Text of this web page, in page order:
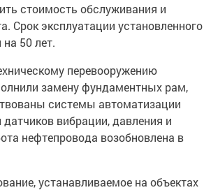
стоимость обслуживания и
Срок эксплуатации установленного
50 лет.
перевооружению
замену фундаментных рам,
системы автоматизации
вибрации, давления и
нефтепровода возобновлена в
устанавливаемое на объектах